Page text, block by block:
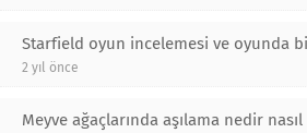
Starfield oyun incelemesi ve oyunda
2 yıl önce
Meyve ağaçlarında aşılama nedir